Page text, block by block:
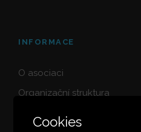
INFORMACE
O asociaci
Organizační struktura
Cookies